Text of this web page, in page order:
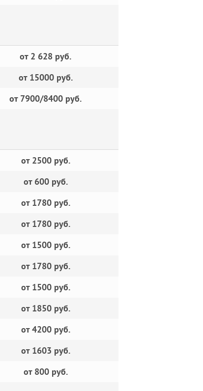
от 2 628 руб.
от 15000 руб.
от 7900/8400 руб.
от 2500 руб.
от 600 руб.
от 1780 руб.
от 1780 руб.
от 1500 руб.
от 1780 руб.
от 1500 руб.
от 1850 руб.
от 4200 руб.
от 1603 руб.
от 800 руб.